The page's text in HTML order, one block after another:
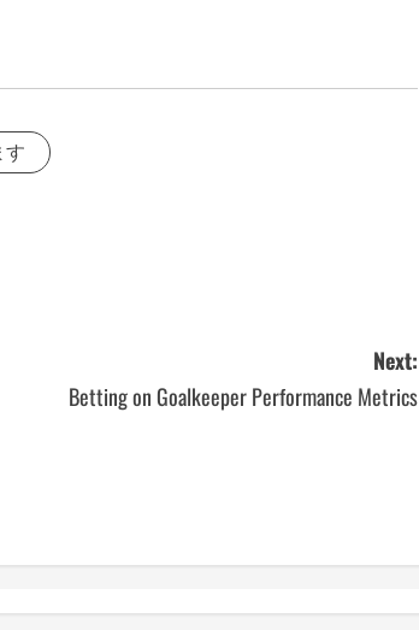
す
Next:
Betting on Goalkeeper Performance Metrics